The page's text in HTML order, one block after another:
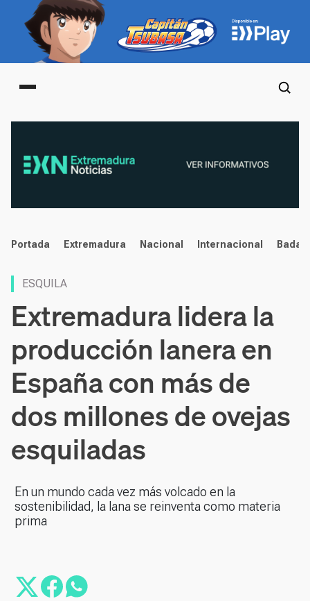
Main menu
noticias
Portada Extremadura Nacional Internacional
ESQUILA
Extremadura lidera la
producción lanera en
España con más de
dos millones de ovejas
esquiladas
En un mundo cada vez más volcado en la
sostenibilidad, la lana se reinventa como materia
prima